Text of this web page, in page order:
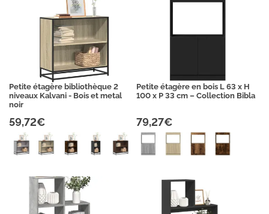
Petite étagère bibliothèque 2
niveaux Kalvani - Bois et metal
noir
59,72€
Petite étagère en bois L 63 x H
100 x P 33 cm – Collection Bibla
79,27€